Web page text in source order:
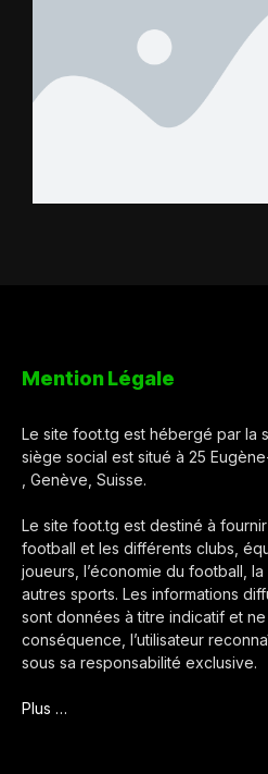
Mention Légale
Le site foot.tg est hébergé par la
siège social est situé à 25
, Genève, Suisse.
Le site foot.tg est destiné à
football et les différents clubs,
joueurs, l’économie du football,
autres sports. Les informations
sont données à titre indicatif et
conséquence, l’utilisateur
sous sa responsabilité exclusive.
Plus …